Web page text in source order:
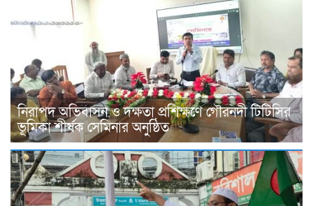
নিরাপদ অভিবাসন ও দক্ষতা প্রশিক্ষণে গৌরনদী টিটিসির
ভূমিকা শীর্ষক সেমিনার অনুষ্ঠিত